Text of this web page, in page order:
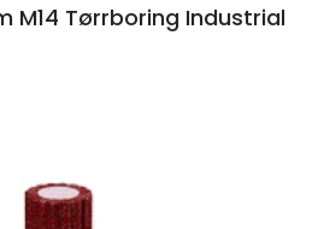
M14 Tørrboring Industrial